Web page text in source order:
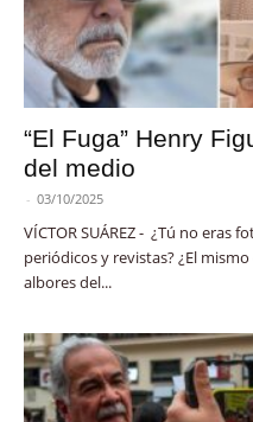
“El Fuga” Henry
del medio
- 03/10/2025
VÍCTOR SUÁREZ - ¿Tú no eras
periódicos y revistas? ¿El
albores del...